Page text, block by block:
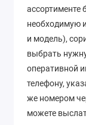
ассортименте
необходимую
и модель),
выбрать
оперативной
телефону,
же номером
можете